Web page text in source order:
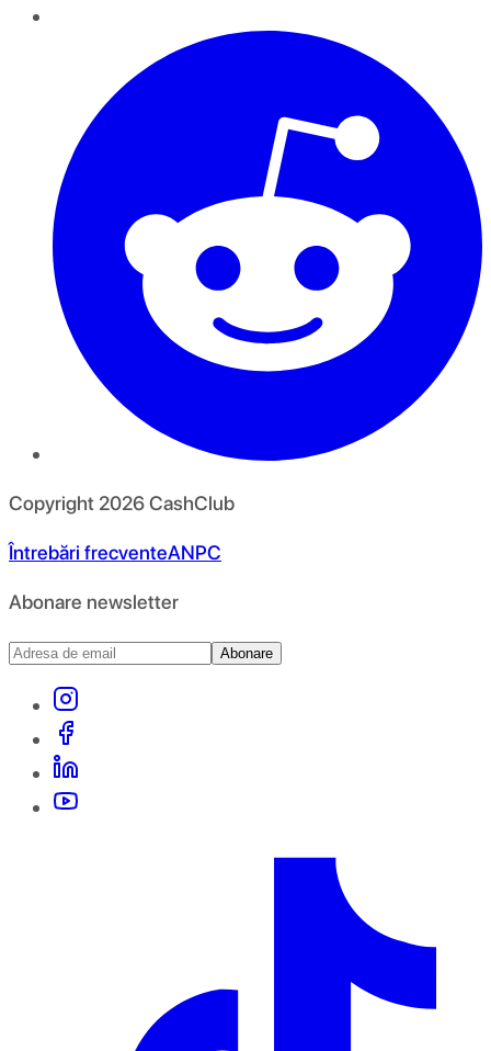
Copyright 2026CashClub
Întrebări frecventeANPC
Abonare newsletter
Abonare